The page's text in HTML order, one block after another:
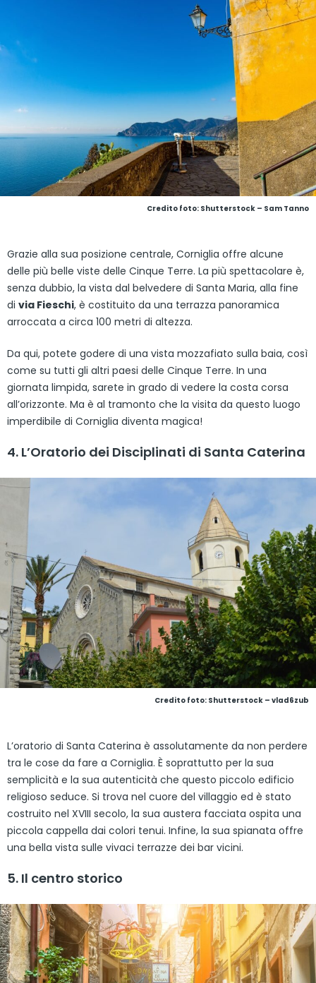
Credito foto: Shutterstock – Sam Tanno
Grazie alla sua posizione centrale, Corniglia offre alcune
delle più belle viste delle Cinque Terre. La più spettacolare è,
senza dubbio, la vista dal belvedere di Santa Maria, alla fine
di via Fieschi, è costituito da una terrazza panoramica
arroccata a circa 100 metri di altezza.
Da qui, potete godere di una vista mozzafiato sulla baia, così
come su tutti gli altri paesi delle Cinque Terre. In una
giornata limpida, sarete in grado di vedere la costa corsa
all’orizzonte. Ma è al tramonto che la visita da questo luogo
imperdibile di Corniglia diventa magica!
4. L’Oratorio dei Disciplinati di Santa Caterina
Credito foto: Shutterstock – vlad6zub
L’oratorio di Santa Caterina è assolutamente da non perdere
tra le cose da fare a Corniglia. È soprattutto per la sua
semplicità e la sua autenticità che questo piccolo edificio
religioso seduce. Si trova nel cuore del villaggio ed è stato
costruito nel XVIII secolo, la sua austera facciata ospita una
piccola cappella dai colori tenui. Infine, la sua spianata offre
una bella vista sulle vivaci terrazze dei bar vicini.
5. Il centro storico